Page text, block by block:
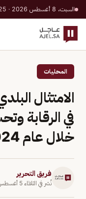
السبت، 8 أغسطس 2026 · 25 صفر 1448 هـ
المحليات
الامتثال
في الرقابة
خلال عام 2024
فريق التحرير
نُشر في الثلاثاء 5 أغسطس 2025